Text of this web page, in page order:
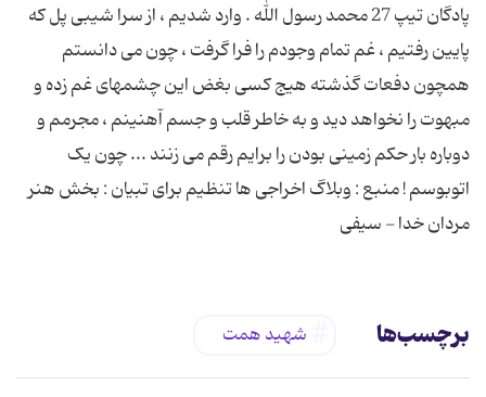
پادگان تیپ 27 محمد رسول الله . وارد شدیم ، از سرا شیبی پل که
پایین رفتیم ، غم تمام وجودم را فرا گرفت ، چون می دانستم
همچون دفعات گذشته هیج کسی بغض این چشمهای غم زده و
مبهوت را نخواهد دید و به خاطر قلب و جسم آهنینم ، مجرمم و
دوباره بار حکم زمینی بودن را برایم رقم می زنند ... چون یک
اتوبوسم ! منبع : وبلاگ اخراجی ها تنظیم برای تبیان : بخش هنر
مردان خدا - سیفی
برچسب‌ها شهید همت